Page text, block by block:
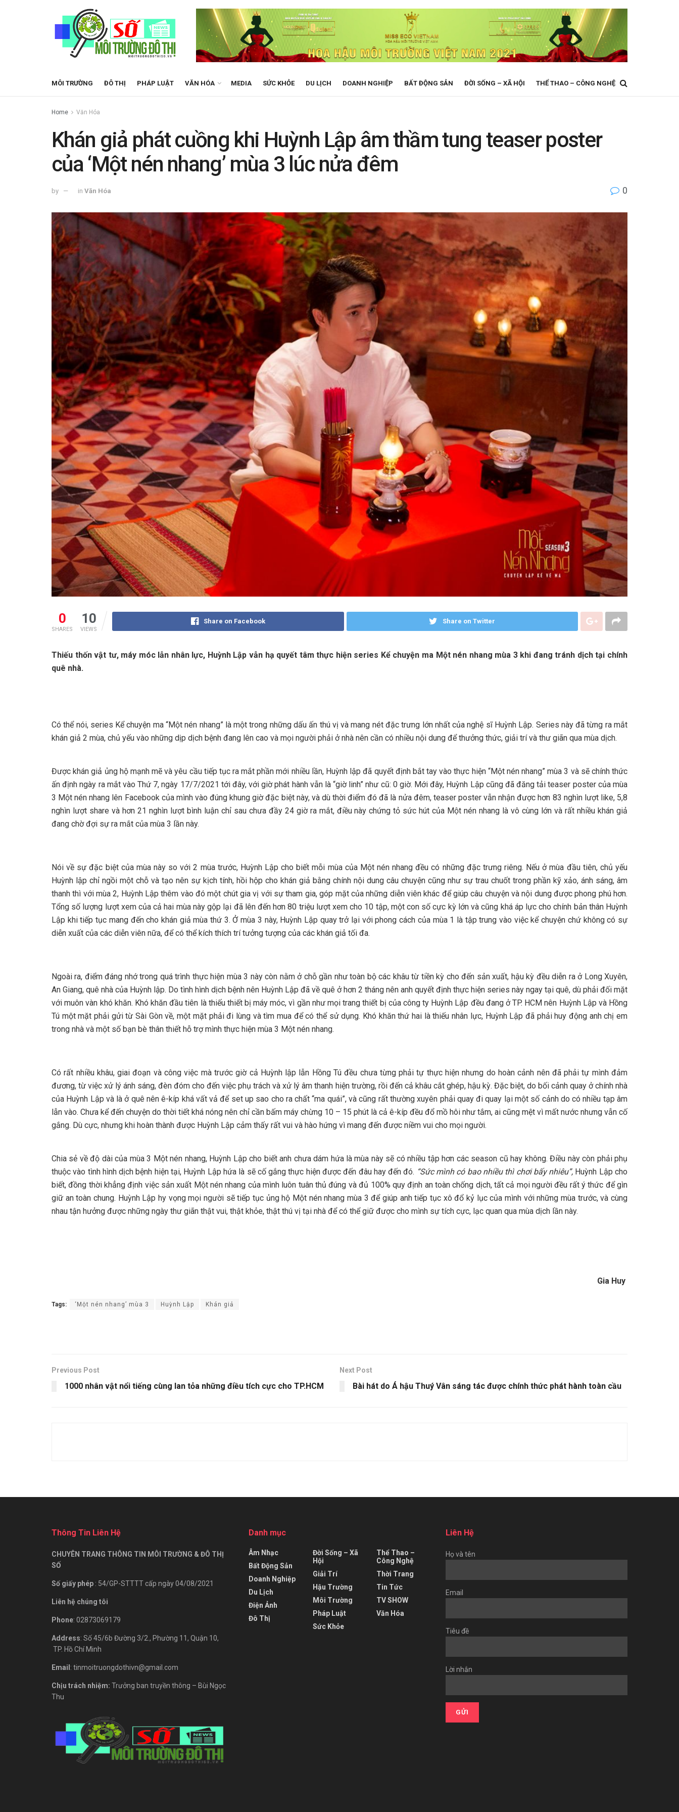
MÔI TRƯỜNG ĐÔ THỊ PHÁP LUẬT VĂN HÓA MEDIA SỨC KHỎE DU LỊCH DOANH NGHIỆP BẤT ĐỘNG SẢN ĐỜI SỐNG – XÃ HỘI THỂ THAO – CÔNG NGHỆ
Home Văn Hóa
Khán giả phát cuồng khi Huỳnh Lập âm thầm tung teaser poster
của ‘Một nén nhang’ mùa 3 lúc nửa đêm
by in Văn Hóa 0
0
SHARES
10
VIEWS
Share on Facebook Share on Twitter
Thiếu thốn vật tư, máy móc lẫn nhân lực, Huỳnh Lập vẫn hạ quyết tâm thực hiện series Kể chuyện ma Một nén nhang mùa 3 khi đang tránh dịch tại chính
quê nhà.
Có thể nói, series Kể chuyện ma “Một nén nhang” là một trong những dấu ấn thú vị và mang nét đặc trưng lớn nhất của nghệ sĩ Huỳnh Lập. Series này đã từng ra mắt
khán giả 2 mùa, chủ yếu vào những dịp dịch bệnh đang lên cao và mọi người phải ở nhà nên cần có nhiều nội dung để thưởng thức, giải trí và thư giãn qua mùa dịch.
Được khán giả ủng hộ mạnh mẽ và yêu cầu tiếp tục ra mắt phần mới nhiều lần, Huỳnh lập đã quyết định bắt tay vào thực hiện “Một nén nhang” mùa 3 và sẽ chính thức
ấn định ngày ra mắt vào Thứ 7, ngày 17/7/2021 tới đây, với giờ phát hành vẫn là “giờ linh” như cũ: 0 giờ. Mới đây, Huỳnh Lập cũng đã đăng tải teaser poster của mùa
3 Một nén nhang lên Facebook của mình vào đúng khung giờ đặc biệt này, và dù thời điểm đó đã là nửa đêm, teaser poster vẫn nhận được hơn 83 nghìn lượt like, 5,8
nghìn lượt share và hơn 21 nghìn lượt bình luận chỉ sau chưa đầy 24 giờ ra mắt, điều này chứng tỏ sức hút của Một nén nhang là vô cùng lớn và rất nhiều khán giả
đang chờ đợi sự ra mắt của mùa 3 lần này.
Nói về sự đặc biệt của mùa này so với 2 mùa trước, Huỳnh Lập cho biết mỗi mùa của Một nén nhang đều có những đặc trưng riêng. Nếu ở mùa đầu tiên, chủ yếu
Huỳnh lập chỉ ngồi một chỗ và tạo nên sự kịch tính, hồi hộp cho khán giả bằng chính nội dung câu chuyện cũng như sự trau chuốt trong phần kỹ xảo, ánh sáng, âm
thanh thì với mùa 2, Huỳnh Lập thêm vào đó một chút gia vị với sự tham gia, góp mặt của những diễn viên khác để giúp câu chuyện và nội dung được phong phú hơn.
Tổng số lượng lượt xem của cả hai mùa này gộp lại đã lên đến hơn 80 triệu lượt xem cho 10 tập, một con số cực kỳ lớn và cũng khá áp lực cho chính bản thân Huỳnh
Lập khi tiếp tục mang đến cho khán giả mùa thứ 3. Ở mùa 3 này, Huỳnh Lập quay trở lại với phong cách của mùa 1 là tập trung vào việc kể chuyện chứ không có sự
diễn xuất của các diễn viên nữa, để có thể kích thích trí tưởng tượng của các khán giả tối đa.
Ngoài ra, điểm đáng nhớ trong quá trình thực hiện mùa 3 này còn nằm ở chỗ gần như toàn bộ các khâu từ tiền kỳ cho đến sản xuất, hậu kỳ đều diễn ra ở Long Xuyên,
An Giang, quê nhà của Huỳnh lập. Do tình hình dịch bệnh nên Huỳnh Lập đã về quê ở hơn 2 tháng nên anh quyết định thực hiện series này ngay tại quê, dù phải đối mặt
với muôn vàn khó khăn. Khó khăn đầu tiên là thiếu thiết bị máy móc, vì gần như mọi trang thiết bị của công ty Huỳnh Lập đều đang ở TP. HCM nên Huỳnh Lập và Hồng
Tú một mặt phải gửi từ Sài Gòn về, một mặt phải đi lùng và tìm mua để có thể sử dụng. Khó khăn thứ hai là thiếu nhân lực, Huỳnh Lập đã phải huy động anh chị em
trong nhà và một số bạn bè thân thiết hỗ trợ mình thực hiện mùa 3 Một nén nhang.
Có rất nhiều khâu, giai đoạn và công việc mà trước giờ cả Huỳnh lập lẫn Hồng Tú đều chưa từng phải tự thực hiện nhưng do hoàn cảnh nên đã phải tự mình đảm
đương, từ việc xử lý ánh sáng, đèn đóm cho đến việc phụ trách và xử lý âm thanh hiện trường, rồi đến cả khâu cắt ghép, hậu kỳ. Đặc biệt, do bối cảnh quay ở chính nhà
của Huỳnh Lập và là ở quê nên ê-kíp khá vất vả để set up sao cho ra chất “ma quái”, và cũng rất thường xuyên phải quay đi quay lại một số cảnh do có nhiều tạp âm
lẫn vào. Chưa kể đến chuyện do thời tiết khá nóng nên chỉ cần bấm máy chừng 10 – 15 phút là cả ê-kíp đều đổ mồ hôi như tắm, ai cũng mệt vì mất nước nhưng vẫn cố
gắng. Dù cực, nhưng khi hoàn thành được Huỳnh Lập cảm thấy rất vui và hào hứng vì mang đến được niềm vui cho mọi người.
Chia sẻ về độ dài của mùa 3 Một nén nhang, Huỳnh Lập cho biết anh chưa dám hứa là mùa này sẽ có nhiều tập hơn các season cũ hay không. Điều này còn phải phụ
thuộc vào tình hình dịch bệnh hiện tại, Huỳnh Lập hứa là sẽ cố gắng thực hiện được đến đâu hay đến đó. “Sức mình có bao nhiều thì chơi bấy nhiêu”, Huỳnh Lập cho
biết, đồng thời khẳng định việc sản xuất Một nén nhang của mình luôn tuân thủ đúng và đủ 100% quy định an toàn chống dịch, tất cả mọi người đều rất ý thức để gìn
giữ an toàn chung. Huỳnh Lập hy vọng mọi người sẽ tiếp tục ủng hộ Một nén nhang mùa 3 để giúp anh tiếp tục xô đổ kỷ lục của mình với những mùa trước, và cùng
nhau tận hưởng được những ngày thư giãn thật vui, thật khỏe, thật thú vị tại nhà để có thể giữ được cho mình sự tích cực, lạc quan qua mùa dịch lần này.
Gia Huy
Tags: ‘Một nén nhang’ mùa 3 Huỳnh Lập Khán giả
Previous Post
1000 nhân vật nổi tiếng cùng lan tỏa những điều tích cực cho TP.HCM
Next Post
Bài hát do Á hậu Thuý Vân sáng tác được chính thức phát hành toàn cầu
Thông Tin Liên Hệ
CHUYÊN TRANG THÔNG TIN MÔI TRƯỜNG & ĐÔ THỊ
SỐ
Số giấy phép : 54/GP-STTTT cấp ngày 04/08/2021
Liên hệ chúng tôi
Phone: 02873069179
Address: Số 45/6b Đường 3/2., Phường 11, Quận 10,
TP. Hồ Chí Minh
Email : tinmoitruongdothivn@gmail.com
Chịu trách nhiệm: Trưởng ban truyền thông – Bùi Ngọc
Thu
Danh mục
Âm Nhạc
Bất Động Sản
Doanh Nghiệp
Du Lịch
Điện Ảnh
Đô Thị
Đời Sống – Xã
Hội
Giải Trí
Hậu Trường
Môi Trường
Pháp Luật
Sức Khỏe
Thể Thao –
Công Nghệ
Thời Trang
Tin Tức
TV SHOW
Văn Hóa
Liên Hệ
Họ và tên
Email
Tiêu đề
Lời nhắn